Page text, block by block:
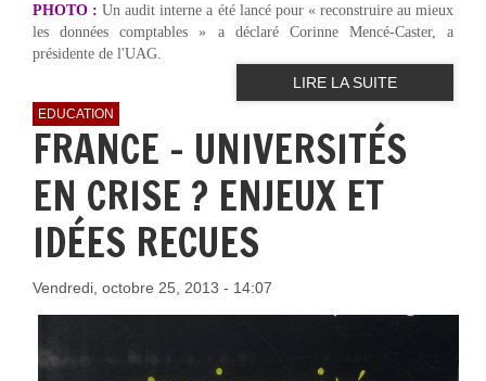
PHOTO : Un audit interne a été lancé pour « reconstruire au mieux
les données comptables » a déclaré Corinne Mencé-Caster, a
présidente de l'UAG.
LIRE LA SUITE
EDUCATION
FRANCE - UNIVERSITÉS
EN CRISE ? ENJEUX ET
IDÉES RECUES
Vendredi, octobre 25, 2013 - 14:07